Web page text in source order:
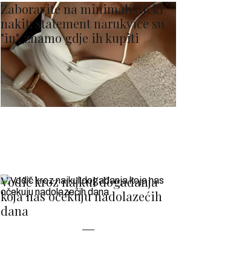
Zaboravite na minimalistički
nakit: statement narukvice su
"in", znamo gdje ih kupiti
Vodič kroz najkul događanja
koja nas očekuju nadolazećih
dana